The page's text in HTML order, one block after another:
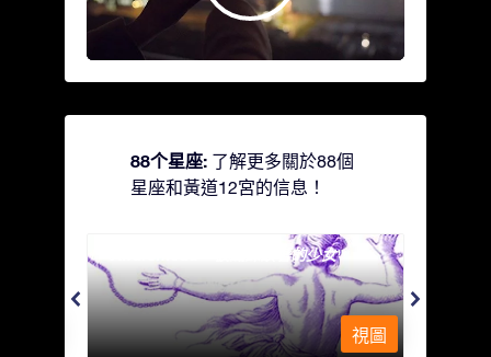
88个星座: 了解更多關於88個
星座和黃道12宮的信息！
Andromeda - 被鐵鍊鎖著的少女
視圖